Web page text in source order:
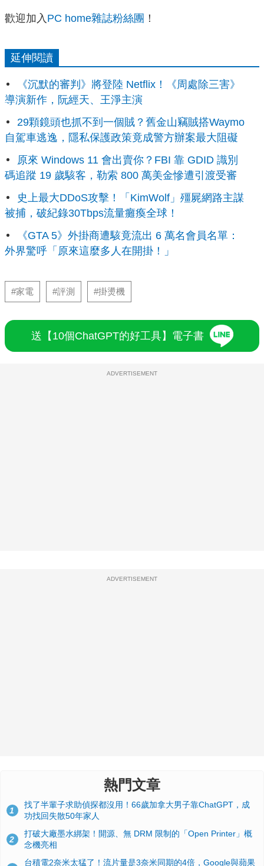
歡迎加入 PC home雜誌粉絲團 ！
延伸閱讀
《沉默的審判》將登陸 Netflix！《周處除三害》
導演新作，阮經天、王淨主演
29顆鏡頭也抓不到一個賊？舊金山竊賊搭Waymo
自駕車逃逸，隱私保護政策竟成警方辦案最大阻礙
原來 Windows 11 會出賣你？FBI 靠 GDID 識別
碼追蹤 19 歲駭客，勒索 800 萬美金慘遭引渡受審
史上最大DDoS攻擊！「KimWolf」殭屍網路主謀
被捕，破紀錄30Tbps流量癱瘓全球！
《GTA 5》外掛商遭駭竟流出 6 萬名會員名單：
外界驚呼「原來這麼多人在開掛！」
#家電 #評測 #掛燙機
送【10個ChatGPT的好工具】電子書
ADVERTISEMENT
ADVERTISEMENT
熱門文章
1
找了半輩子求助偵探都沒用！66歲加拿大男子靠ChatGPT，成
功找回失散50年家人
2
打破大廠墨水綁架！開源、無 DRM 限制的「Open Printer」概
念機亮相
台積電2奈米太猛了！流片量是3奈米同期的4倍，Google與蘋果